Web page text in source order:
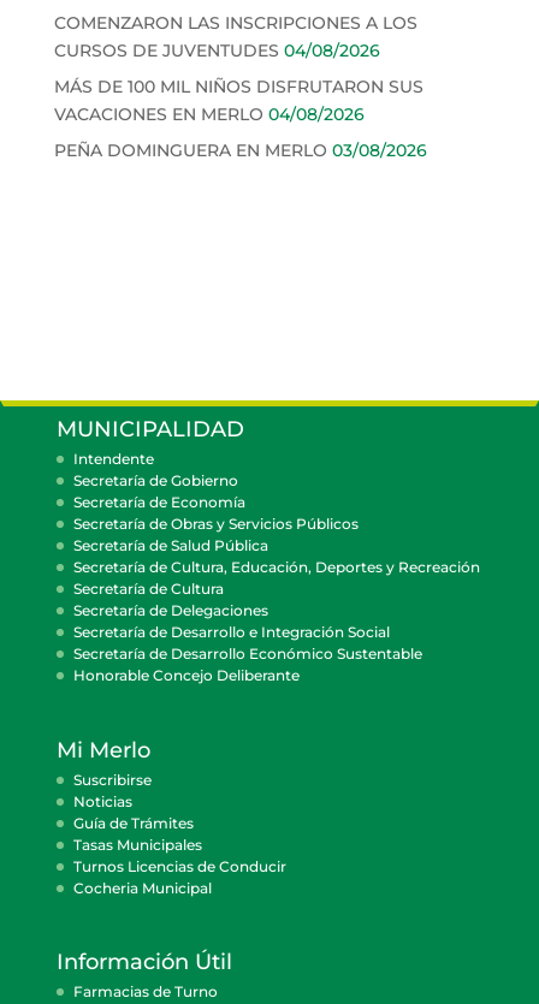
COMENZARON LAS INSCRIPCIONES A LOS
CURSOS DE JUVENTUDES 04/08/2026
MÁS DE 100 MIL NIÑOS DISFRUTARON SUS
VACACIONES EN MERLO 04/08/2026
PEÑA DOMINGUERA EN MERLO 03/08/2026
MUNICIPALIDAD
Intendente
Secretaría de Gobierno
Secretaría de Economía
Secretaría de Obras y Servicios Públicos
Secretaría de Salud Pública
Secretaría de Cultura, Educación, Deportes y Recreación
Secretaría de Cultura
Secretaría de Delegaciones
Secretaría de Desarrollo e Integración Social
Secretaría de Desarrollo Económico Sustentable
Honorable Concejo Deliberante
Mi Merlo
Suscribirse
Noticias
Guía de Trámites
Tasas Municipales
Turnos Licencias de Conducir
Cocheria Municipal
Información Útil
Farmacias de Turno